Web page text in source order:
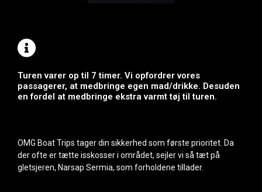
Turen varer op til 7 timer. Vi opfordrer vores
passagerer, at medbringe egen mad/drikke. Desuden
en fordel at medbringe ekstra varmt tøj til turen.
OMG Boat Trips tager din sikkerhed som første prioritet. Da
der ofte er tætte isskosser i området, sejler vi så tæt på
gletsjeren, Narsap Sermia, som forholdene tillader.